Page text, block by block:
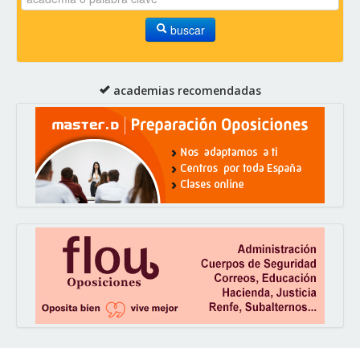
buscar
academias recomendadas